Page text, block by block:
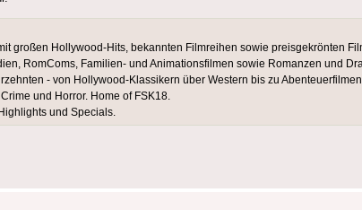
großen Hollywood-Hits, bekannten Filmreihen sowie preisgekrönten
RomComs, Familien- und Animationsfilmen sowie Romanzen und
- von Hollywood-Klassikern über Western bis zu Abenteuerfilmen.
und Horror. Home of FSK18.
und Specials.